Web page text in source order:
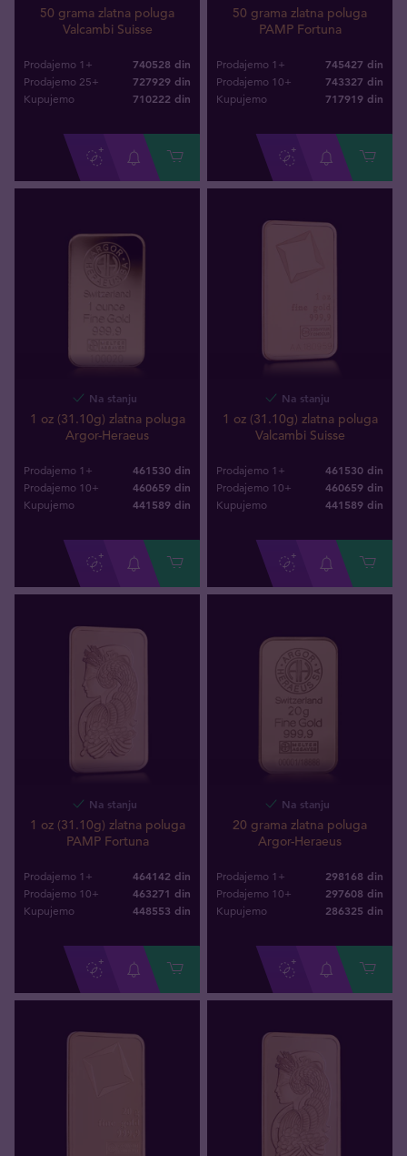
50 grama zlatna poluga
Valcambi Suisse
Prodajemo 1+ 740528 din
Prodajemo 25+ 727929 din
Kupujemo 710222 din
50 grama zlatna poluga
PAMP Fortuna
Prodajemo 1+ 745427 din
Prodajemo 10+ 743327 din
Kupujemo 717919 din
Na stanju
1 oz (31.10g) zlatna poluga
Argor-Heraeus
Prodajemo 1+ 461530 din
Prodajemo 10+ 460659 din
Kupujemo 441589 din
Na stanju
1 oz (31.10g) zlatna poluga
Valcambi Suisse
Prodajemo 1+ 461530 din
Prodajemo 10+ 460659 din
Kupujemo 441589 din
Na stanju
1 oz (31.10g) zlatna poluga
PAMP Fortuna
Prodajemo 1+ 464142 din
Prodajemo 10+ 463271 din
Kupujemo 448553 din
Na stanju
20 grama zlatna poluga
Argor-Heraeus
Prodajemo 1+ 298168 din
Prodajemo 10+ 297608 din
Kupujemo 286325 din